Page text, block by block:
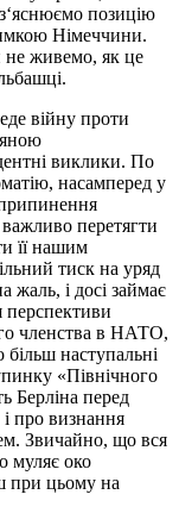
позицію
Німеччини.
не живемо, як це
війну проти
виклики. По
насамперед у
важливо перетягти
її нашим
тиск на уряд
жаль, і досі займає
перспективи
членства в НАТО,
наступальні
«Північного
Берліна перед
про визнання
Звичайно, що вся
муляє око
при цьому на